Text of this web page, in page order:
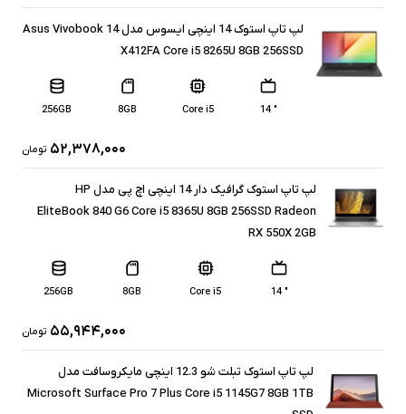
لپ تاپ استوک 14 اینچی ایسوس مدل Asus Vivobook 14
X412FA Core i5 8265U 8GB 256SSD
" 14
Core i5
8GB
256GB
۵۲,۳۷۸,۰۰۰ تومان
لپ تاپ استوک گرافیک دار 14 اینچی اچ پی مدل HP
EliteBook 840 G6 Core i5 8365U 8GB 256SSD Radeon
RX 550X 2GB
" 14
Core i5
8GB
256GB
۵۵,۹۴۴,۰۰۰ تومان
لپ تاپ استوک تبلت شو 12.3 اینچی مایکروسافت مدل
Microsoft Surface Pro 7 Plus Core i5 1145G7 8GB 1TB